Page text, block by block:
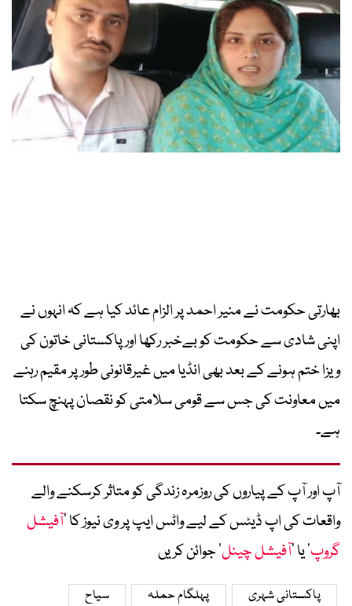
بھارتی حکومت نے منیر احمد پر الزام عائد کیا ہے کہ انہوں نے
اپنی شادی سے حکومت کو بےخبر رکھا اور پاکستانی خاتون کی
ویزا ختم ہونے کے بعد بھی انڈیا میں غیرقانونی طور پر مقیم رہنے
میں معاونت کی جس سے قومی سلامتی کو نقصان پہنچ سکتا
ہے۔
آپ اور آپ کے پیاروں کی روزمرہ زندگی کو متاثر کرسکنے والے
واقعات کی اپ ڈیٹس کے لیے واٹس ایپ پر وی نیوز کا ’آفیشل
گروپ‘ یا ’آفیشل چینل‘ جوائن کریں
پاکستانی شہری پہلگام حملہ
سیاح